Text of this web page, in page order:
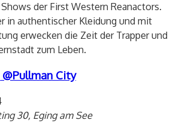
der First Western Reanactors.
in authentischer Kleidung und mit
erwecken die Zeit der Trapper und
zum Leben.
City
30, Eging am See